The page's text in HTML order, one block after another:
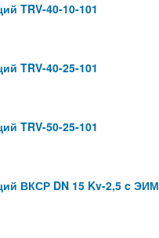
TRV-40-10-101
TRV-40-25-101
TRV-50-25-101
ВКСР DN 15 Kv-2,5 c ЭИМ